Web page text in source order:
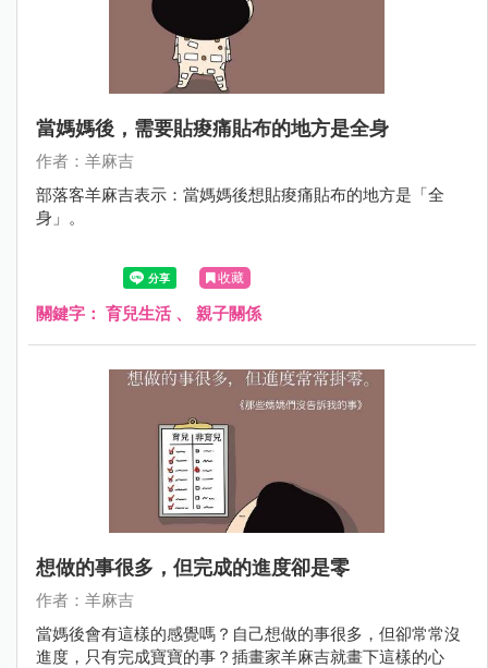
當媽媽後，需要貼痠痛貼布的地方是全身
作者：羊麻吉
部落客羊麻吉表示：當媽媽後想貼痠痛貼布的地方是「全
身」。
收藏
關鍵字： 育兒生活、 親子關係
想做的事很多，但完成的進度卻是零
作者：羊麻吉
當媽後會有這樣的感覺嗎？自己想做的事很多，但卻常常沒
進度，只有完成寶寶的事？插畫家羊麻吉就畫下這樣的心